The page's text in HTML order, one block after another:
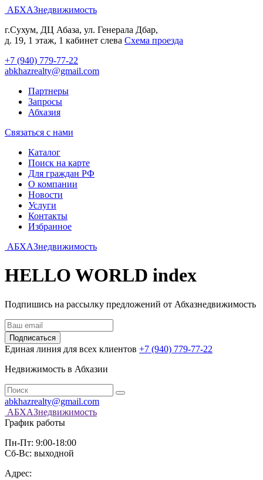
АБХАЗнедвижимость
г.Сухум, ДЦ Абаза, ул. Генерала Дбар,
д. 19, 1 этаж, 1 кабинет слева Cхема проезда
+7 (940) 779-77-22
abkhazrealty@gmail.com
Партнеры
Запросы
Абхазия
Связаться с нами
Каталог
Поиск на карте
Для граждан РФ
О компании
Новости
Услуги
Контакты
Избранное
АБХАЗнедвижимость
HELLO WORLD index
Подпишись на рассылку предложений от Абхазнедвижимость
Подписаться
Единая линия для всех клиентов +7 (940) 779-77-22
Недвижимость в Абхазии
abkhazrealty@gmail.com
АБХАЗнедвижимость
График работы
Пн-Пт: 9:00-18:00
Сб-Вс: выходной
Адрес: